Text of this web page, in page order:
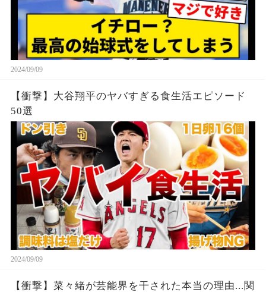
2024/09/09
【衝撃】大谷翔平のヤバすぎる食生活エピソード
50選
2024/09/09
【衝撃】菜々緒が芸能界を干された本当の理由...関